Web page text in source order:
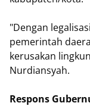
"Dengan
pemerintah
kerusakan
Nurdiansyah.
Respons